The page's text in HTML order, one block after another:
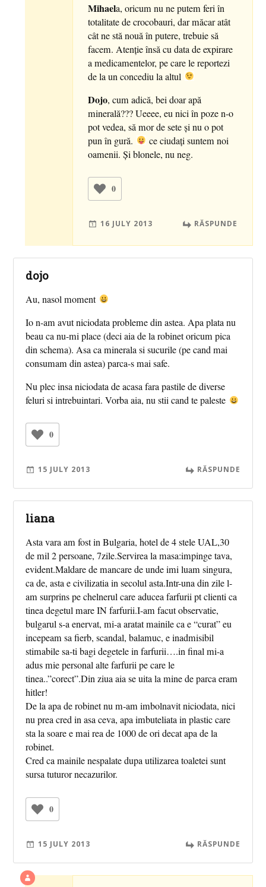
Mihaela, oricum nu ne putem feri în
totalitate de crocobauri, dar măcar atât
cât ne stă nouă în putere, trebuie să
facem. Atenţie însă cu data de expirare
a medicamentelor, pe care le reportezi
de la un concediu la altul
Dojo, cum adică, bei doar apă
minerală??? Ueeee, eu nici în poze n-o
pot vedea, să mor de sete şi nu o pot
pun în gură.
ce ciudaţi suntem noi
oamenii. Şi blonele, nu neg.
0
16 JULY 2013 RĂSPUNDE
dojo
Au, nasol moment
Io n-am avut niciodata probleme din astea. Apa plata nu
beau ca nu-mi place (deci aia de la robinet oricum pica
din schema). Asa ca minerala si sucurile (pe cand mai
consumam din astea) parca-s mai safe.
Nu plec insa niciodata de acasa fara pastile de diverse
feluri si intrebuintari. Vorba aia, nu stii cand te paleste
0
15 JULY 2013 RĂSPUNDE
liana
Asta vara am fost in Bulgaria, hotel de 4 stele UAL,30
de mil 2 persoane, 7zile.Servirea la masa:impinge tava,
evident.Maldare de mancare de unde imi luam singura,
ca de, asta e civilizatia in secolul asta.Intr-una din zile l-
am surprins pe chelnerul care aducea farfurii pt clienti ca
tinea degetul mare IN farfurii.I-am facut observatie,
bulgarul s-a enervat, mi-a aratat mainile ca e “curat” eu
incepeam sa fierb, scandal, balamuc, e inadmisibil
stimabile sa-ti bagi degetele in farfurii….in final mi-a
adus mie personal alte farfurii pe care le
tinea..”corect”.Din ziua aia se uita la mine de parca eram
hitler!
De la apa de robinet nu m-am imbolnavit niciodata, nici
nu prea cred in asa ceva, apa imbuteliata in plastic care
sta la soare e mai rea de 1000 de ori decat apa de la
robinet.
Cred ca mainile nespalate dupa utilizarea toaletei sunt
sursa tuturor necazurilor.
0
15 JULY 2013 RĂSPUNDE